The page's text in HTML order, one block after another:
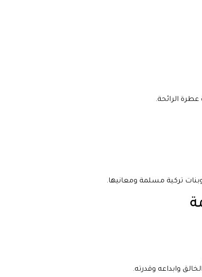
الرائحة.
وبنات تركية مسلمة ومعانيها.
وابداعه وقدرته.